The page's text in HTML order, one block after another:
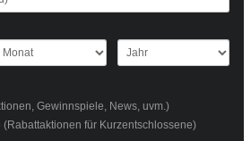
Gewinnspiele, News, uvm.)
für Kurzentschlossene)